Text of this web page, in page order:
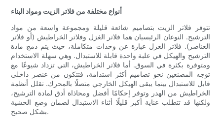
أنواع مختلفة من فلاتر الزيت ومواد البناء
تتوفر فلاتر الزيت بتصاميم شائعة قليلة ومجموعة واسعة من مواد
الترشيح. النوعان الرئيسيان هما فلاتر الغزل وفلاتر الخراطيش (أو فلاتر
العناصر). فلاتر الغزل عبارة عن وحدات متكاملة، حيث يتم دمج مادة
الترشيح والهيكل في علبة واحدة قابلة للاستبدال. وهي سهلة الاستخدام
ومتوفرة بكثرة في السوق. أما فلاتر الخراطيش، التي تزداد شيوعًا مع
توجه المصنعين نحو تصاميم أكثر استدامة، فتتكون من عنصر داخلي
قابل للاستبدال بينما يبقى الهيكل الخارجي متصلًا بالمحرك. تقلل أنظمة
الخراطيش من الهدر وتوفر إحكامًا أفضل ومحاذاة أدق لمادة الترشيح،
ولكنها قد تتطلب عناية أكبر قليلًا أثناء الاستبدال لضمان وضع الحشية
بشكل صحيح.